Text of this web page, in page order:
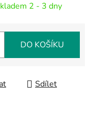
2 - 3 dny
DO KOŠÍKU
Sdílet